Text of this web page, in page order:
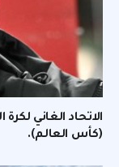
(كأس العالم).